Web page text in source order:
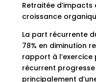
Retraitée
croissance
La part récurrente
78% en diminution
rapport à l’exercice
récurrent
principalement